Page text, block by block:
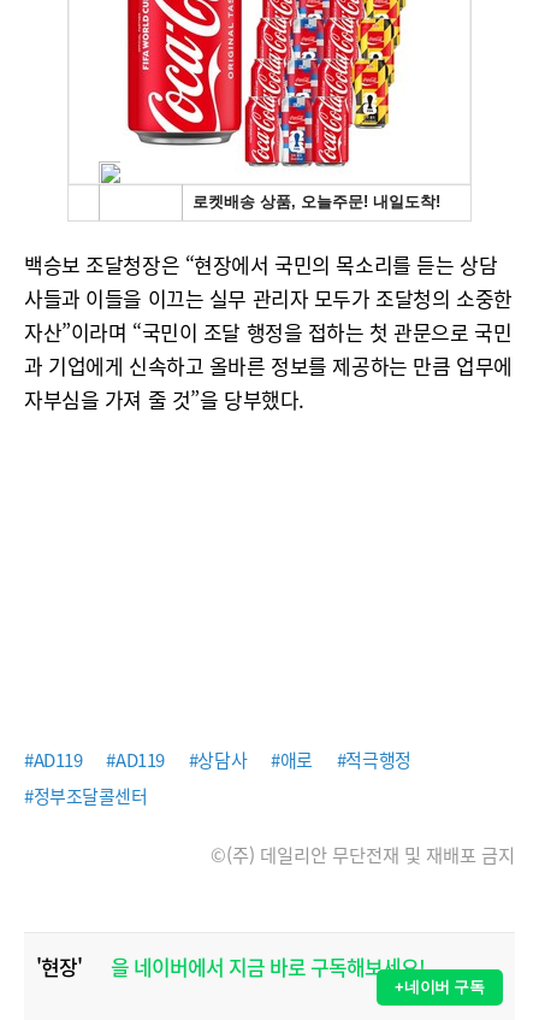
백승보 조달청장은 “현장에서 국민의 목소리를 듣는 상담
사들과 이들을 이끄는 실무 관리자 모두가 조달청의 소중한
자산”이라며 “국민이 조달 행정을 접하는 첫 관문으로 국민
과 기업에게 신속하고 올바른 정보를 제공하는 만큼 업무에
자부심을 가져 줄 것”을 당부했다.
#AD119 #AD119 #상담사 #애로
#적극행정
#정부조달콜센터
©(주) 데일리안 무단전재 및 재배포 금지
'현장' 을 네이버에서 지금 바로 구독해보세요!
+네이버 구독